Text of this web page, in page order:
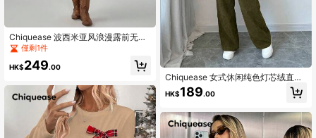
Chiquease 波西米亚风浪漫露前无袖
翻领修身红色花卉印花连衣裙
僅剩1件
HK$249.00
Chiquease 女式休闲纯色灯芯绒直筒
背带裤，秋季
HK$189.00